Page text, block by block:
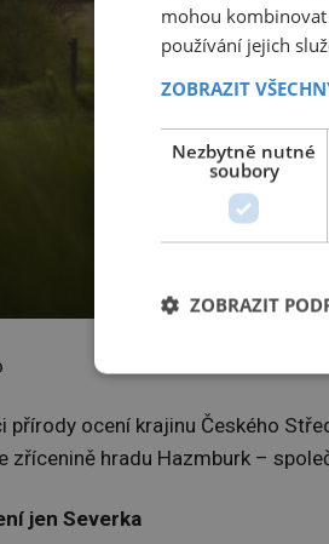
přírody ocení krajinu Českého
zřícenině hradu Hazmburk –
jen Severka
mohou
používání jejich
ZOBRAZIT
Nezbytně nutné
soubory
ZOBRAZIT